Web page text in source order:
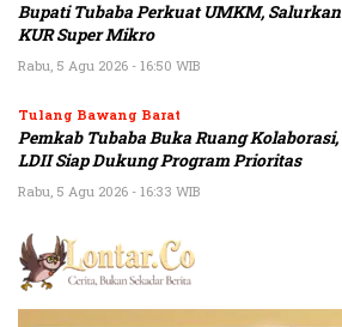
Bupati Tubaba Perkuat UMKM, Salurkan
KUR Super Mikro
Rabu, 5 Agu 2026 - 16:50 WIB
Tulang Bawang Barat
Pemkab Tubaba Buka Ruang Kolaborasi,
LDII Siap Dukung Program Prioritas
Rabu, 5 Agu 2026 - 16:33 WIB